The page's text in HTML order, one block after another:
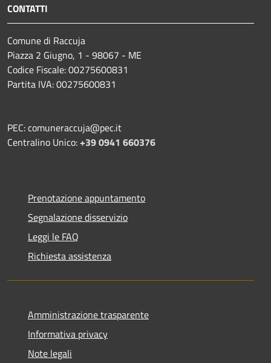
CONTATTI
Comune di Raccuja
Piazza 2 Giugno, 1 - 98067 - ME
Codice Fiscale: 00275600831
Partita IVA: 00275600831
PEC: comuneraccuja@pec.it
Centralino Unico:+39 0941 660376
Prenotazione appuntamento
Segnalazione disservizio
Leggi le FAQ
Richiesta assistenza
Amministrazione trasparente
Informativa privacy
Note legali